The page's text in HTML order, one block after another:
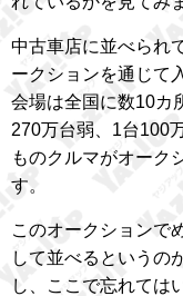
中古車店に並べられ
ークションを通じて
会場は全国に数10カ
270万台弱、1台100
ものクルマがオーク
す。
このオークションで
して並べるというの
し、ここで忘れては